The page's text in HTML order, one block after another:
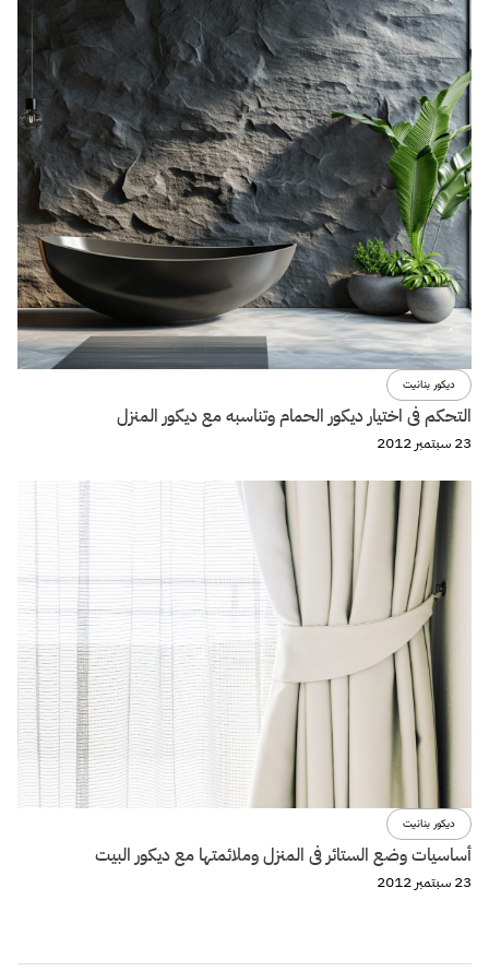
ديكور بنانيت
التحكم فى اختيار ديكور الحمام وتناسبه مع ديكور المنزل
23 سبتمبر 2012
ديكور بنانيت
أساسيات وضع الستائر فى المنزل وملائمتها مع ديكور البيت
23 سبتمبر 2012